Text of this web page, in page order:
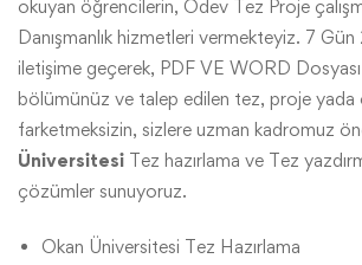
okuyan öğrencilerin, Ödev Tez Proje
Danışmanlık hizmetleri vermekteyiz. 7
iletişime geçerek, PDF VE WORD
bölümünüz ve talep edilen tez, proje yada
farketmeksizin, sizlere uzman kadromuz
Üniversitesi Tez hazırlama ve Tez
çözümler sunuyoruz.
Okan Üniversitesi Tez Hazırlama